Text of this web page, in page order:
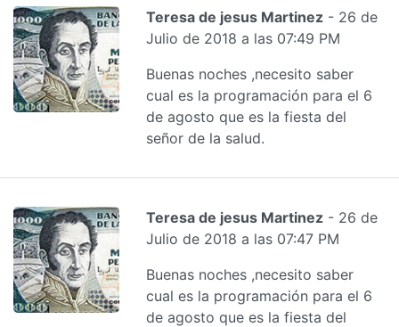
Teresa de jesus Martinez - 26 de
Julio de 2018 a las 07:49 PM
Buenas noches ,necesito saber
cual es la programación para el 6
de agosto que es la fiesta del
señor de la salud.
Teresa de jesus Martinez - 26 de
Julio de 2018 a las 07:47 PM
Buenas noches ,necesito saber
cual es la programación para el 6
de agosto que es la fiesta del